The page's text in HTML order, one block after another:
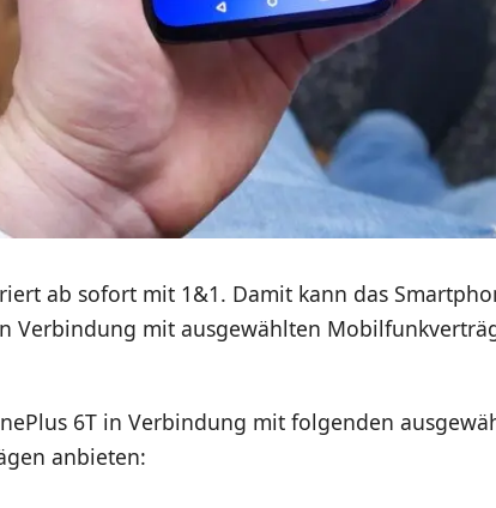
ab sofort mit 1&1. Damit kann das
Verbindung mit ausgewählten
6T in Verbindung mit folgenden
anbieten: